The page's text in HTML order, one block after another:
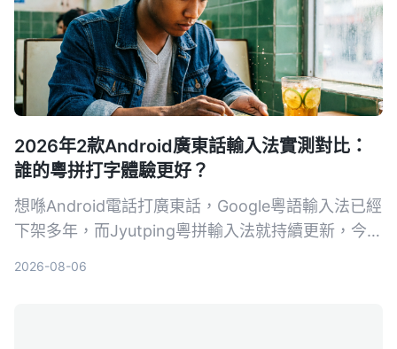
2026年2款Android廣東話輸入法實測對比：
誰的粵拼打字體驗更好？
想喺Android電話打廣東話，Google粵語輸入法已經
下架多年，而Jyutping粵拼輸入法就持續更新，今次
2026-08-06